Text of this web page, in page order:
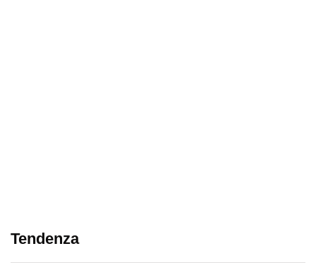
Tendenza